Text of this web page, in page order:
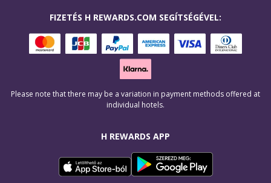
H REWARDS APP
FIZETÉS H REWARDS.COM SEGÍTSÉGÉVEL:
Please note that there may be a variation in payment methods offered at
individual hotels.